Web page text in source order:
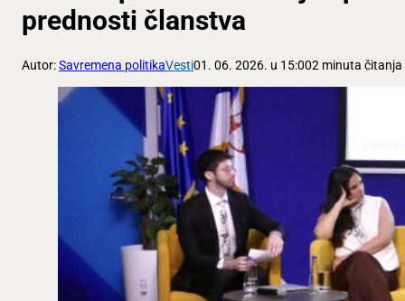
prednosti članstva
Autor:Savremena politikaVesti01. 06. 2026. u 15:002 minuta čitanja